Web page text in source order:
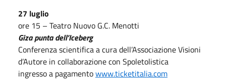
27 luglio
ore 15 – Teatro Nuovo G.C. Menotti
Giza punta dell’Iceberg
Conferenza scientifica a cura dell’Associazione Visioni
d’Autore in collaborazione con Spoletolistica
ingresso a pagamentowww.ticketitalia.com